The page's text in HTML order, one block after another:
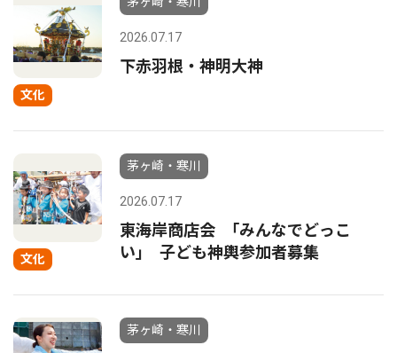
文化
2026.07.17
下赤羽根・神明大神
文化
茅ヶ崎・寒川
2026.07.17
東海岸商店会 ｢みんなでどっこ
い｣ 子ども神輿参加者募集
茅ヶ崎・寒川